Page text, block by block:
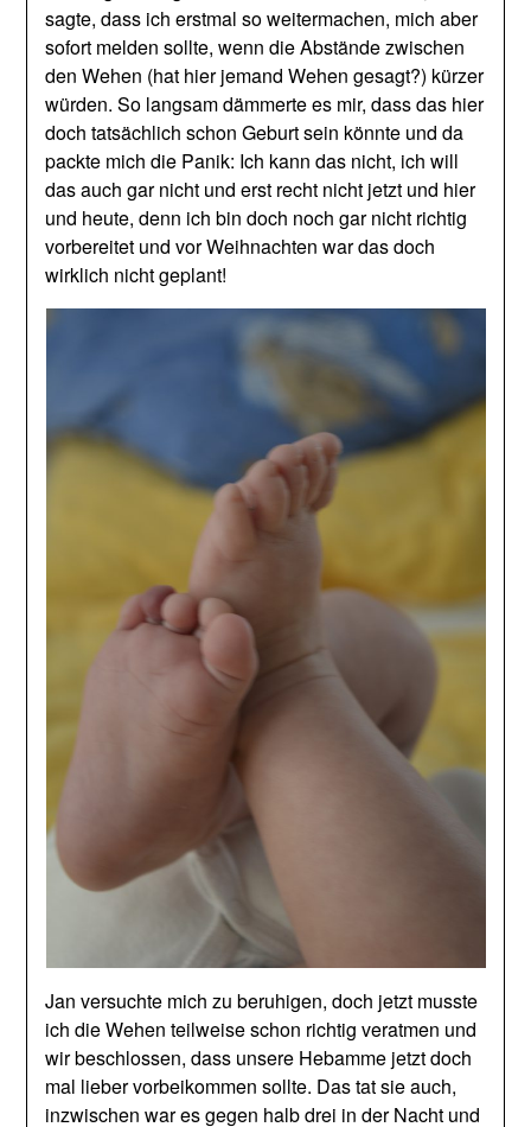
sagte, dass ich erstmal so weitermachen, mich aber
sofort melden sollte, wenn die Abstände zwischen
den Wehen (hat hier jemand Wehen gesagt?) kürzer
würden. So langsam dämmerte es mir, dass das hier
doch tatsächlich schon Geburt sein könnte und da
packte mich die Panik: Ich kann das nicht, ich will
das auch gar nicht und erst recht nicht jetzt und hier
und heute, denn ich bin doch noch gar nicht richtig
vorbereitet und vor Weihnachten war das doch
wirklich nicht geplant!
Jan versuchte mich zu beruhigen, doch jetzt musste
ich die Wehen teilweise schon richtig veratmen und
wir beschlossen, dass unsere Hebamme jetzt doch
mal lieber vorbeikommen sollte. Das tat sie auch,
inzwischen war es gegen halb drei in der Nacht und